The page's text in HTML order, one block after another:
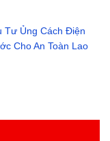
Tư Ủng Cách Điện
Cho An Toàn Lao